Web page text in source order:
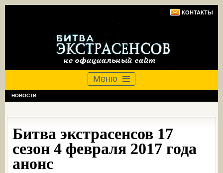
КОНТАКТЫ
Меню
НОВОСТИ
Битва экстрасенсов 17
сезон 4 февраля 2017 года
анонс